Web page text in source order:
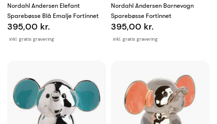
Nordahl Andersen Elefant
Sparebøsse Blå Emalje Fortinnet
inkl. gratis gravering
395,00 kr.
Nordahl Andersen Barnevogn
Sparebøsse Fortinnet
inkl. gratis gravering
395,00 kr.